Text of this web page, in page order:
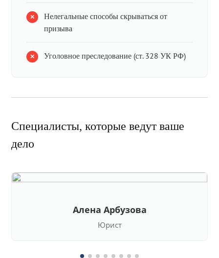
Нелегальные способы скрываться от
призыва
Уголовное преследование (ст. 328 УК РФ)
Специалисты, которые ведут ваше
дело
Алена Арбузова
Юрист